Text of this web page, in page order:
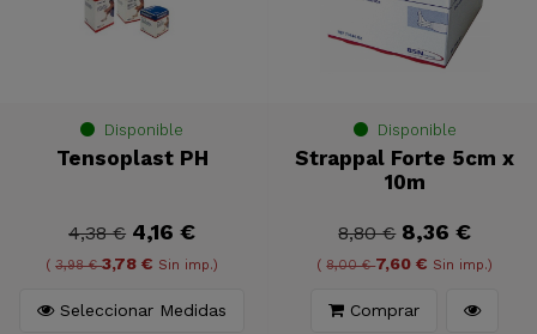
Disponible
Tensoplast PH
4,38 € 4,16 €
(3,98 €3,78 € Sin imp.)
Seleccionar Medidas
Disponible
Strappal Forte 5cm x
10m
8,80 € 8,36 €
(8,00 €7,60 € Sin imp.)
Comprar